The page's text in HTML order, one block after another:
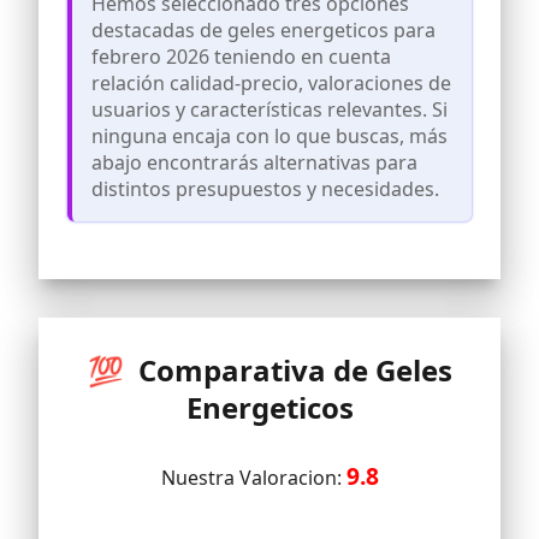
isotótnico o ideal para realizar
actividades de alto rendimiento como
competiciones de ciclismo, running y
entrenamientos
PRODUCTO VEGANO: High Fructose Gel
de 226ERS es un producto vegano y
vegetariano. Además, no contiene
gluten, ni azúcares añadidos y tampoco
lactosa
durante el ejercicio con aprox. 300 ml de
fresco y seco. Su vida útil es de 12 meses.
destacadas de geles energeticos para
febrero 2026 teniendo en cuenta
relación calidad-precio, valoraciones de
usuarios y características relevantes. Si
ninguna encaja con lo que buscas, más
abajo encontrarás alternativas para
distintos presupuestos y necesidades.
💯 Comparativa de Geles
Energeticos
Nuestra Valoracion: 9.8